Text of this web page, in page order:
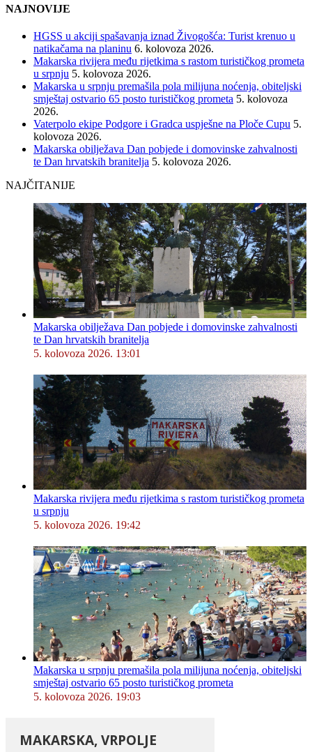
NAJNOVIJE
HGSS u akciji spašavanja iznad Živogošća: Turist krenuo u
natikačama na planinu 6. kolovoza 2026.
Makarska rivijera među rijetkima s rastom turističkog prometa
u srpnju 5. kolovoza 2026.
Makarska u srpnju premašila pola milijuna noćenja, obiteljski
smještaj ostvario 65 posto turističkog prometa 5. kolovoza
2026.
Vaterpolo ekipe Podgore i Gradca uspješne na Ploče Cupu 5.
kolovoza 2026.
Makarska obilježava Dan pobjede i domovinske zahvalnosti
te Dan hrvatskih branitelja 5. kolovoza 2026.
NAJČITANIJE
Makarska obilježava Dan pobjede i domovinske zahvalnosti
te Dan hrvatskih branitelja
5. kolovoza 2026. 13:01
Makarska rivijera među rijetkima s rastom turističkog prometa
u srpnju
5. kolovoza 2026. 19:42
Makarska u srpnju premašila pola milijuna noćenja, obiteljski
smještaj ostvario 65 posto turističkog prometa
5. kolovoza 2026. 19:03